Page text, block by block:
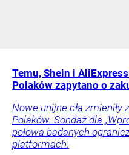
Temu, Shein i
Polaków zapytano o
Nowe unijne cła
Polaków. Sondaż dla
połowa badanych
platformach.